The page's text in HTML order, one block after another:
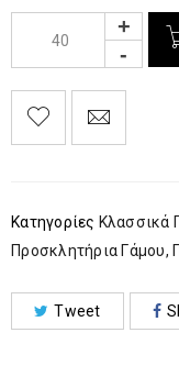
Κατηγορίες Κλασσικά
Προσκλητήρια Γάμου,
Tweet